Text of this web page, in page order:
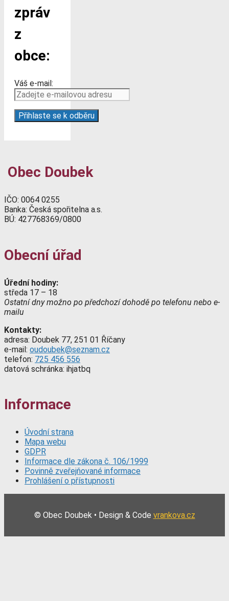
zpráv
z
obce:
Váš e-mail:
Obec Doubek
IČO: 0064 0255
Banka: Česká spořitelna a.s.
BÚ: 427768369/0800
Obecní úřad
Úřední hodiny:
středa 17 – 18
Ostatní dny možno po předchozí dohodě po telefonu nebo e-
mailu
Kontakty:
adresa: Doubek 77, 251 01 Říčany
e-mail: oudoubek@seznam.cz
telefon: 725 456 556
datová schránka: ihjatbq
Informace
Úvodní strana
Mapa webu
GDPR
Informace dle zákona č. 106/1999
Povinně zveřejňované informace
Prohlášení o přístupnosti
© Obec Doubek • Design & Code vrankova.cz